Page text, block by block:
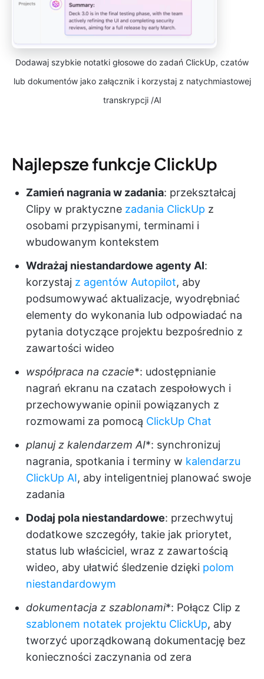
Dodawaj szybkie notatki głosowe do zadań ClickUp, czatów
lub dokumentów jako załącznik i korzystaj z natychmiastowej
transkrypcji /AI
Najlepsze funkcje ClickUp
Zamień nagrania w zadania: przekształcaj
Clipy w praktyczne zadania ClickUp z
osobami przypisanymi, terminami i
wbudowanym kontekstem
Wdrażaj niestandardowe agenty AI:
korzystaj z agentów Autopilot, aby
podsumowywać aktualizacje, wyodrębniać
elementy do wykonania lub odpowiadać na
pytania dotyczące projektu bezpośrednio z
zawartości wideo
współpraca na czacie*: udostępnianie
nagrań ekranu na czatach zespołowych i
przechowywanie opinii powiązanych z
rozmowami za pomocą ClickUp Chat
planuj z kalendarzem AI*: synchronizuj
nagrania, spotkania i terminy w kalendarzu
ClickUp AI, aby inteligentniej planować swoje
zadania
Dodaj pola niestandardowe: przechwytuj
dodatkowe szczegóły, takie jak priorytet,
status lub właściciel, wraz z zawartością
wideo, aby ułatwić śledzenie dzięki polom
niestandardowym
dokumentacja z szablonami*: Połącz Clip z
szablonem notatek projektu ClickUp, aby
tworzyć uporządkowaną dokumentację bez
konieczności zaczynania od zera